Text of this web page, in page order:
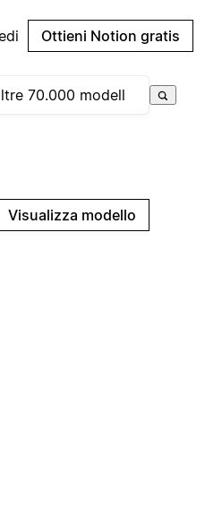
Ottieni Notion gratis
Visualizza modello